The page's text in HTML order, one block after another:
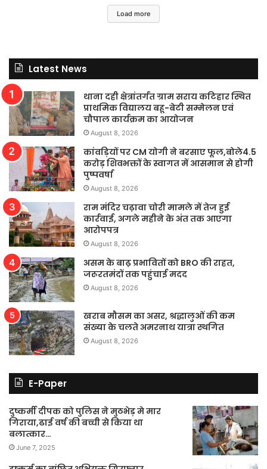
Load more
Latest News
थाना दही क्षेत्रांतर्गत ग्राम सराय कटिहार स्थित
प्राथमिक विद्यालय बहू-बेटी सम्मेलन एवं
चौपाल कार्यक्रम का आयोजन
August 8, 2026
कांवड़ियों पर CM योगी ने बरसाए फूल,बोले4.5
करोड़ शिवभक्तों के स्वागत में आसमान से होगी
पुष्पवर्षा
August 8, 2026
राम मंदिर चढ़ावा चोरी मामले में तेज हुई
कार्रवाई, अगले महीने के अंत तक आएगा
आरोपपत्र
August 8, 2026
असम के बाढ़ प्रभावितों को BRO की राहत,
जरूरतमंदों तक पहुंचाई मदद
August 8, 2026
खराब मौसम का असर, श्रद्धालुओं की कम
संख्या के चलते अमरनाथ यात्रा स्थगित
August 8, 2026
E-Paper
दुष्कर्मी दीपक को पुलिस ने मुठभेड़ मे मार
गिराया,ढाई वर्ष की बच्ची से किया था
बलात्कार…
June 7, 2025